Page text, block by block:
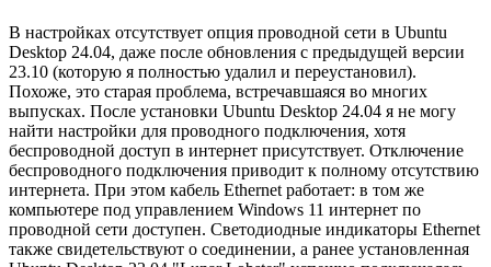
В настройках отсутствует опция проводной сети в Ubuntu
Desktop 24.04, даже после обновления с предыдущей версии
23.10 (которую я полностью удалил и переустановил).
Похоже, это старая проблема, встречавшаяся во многих
выпусках. После установки Ubuntu Desktop 24.04 я не могу
найти настройки для проводного подключения, хотя
беспроводной доступ в интернет присутствует. Отключение
беспроводного подключения приводит к полному отсутствию
интернета. При этом кабель Ethernet работает: в том же
компьютере под управлением Windows 11 интернет по
проводной сети доступен. Светодиодные индикаторы Ethernet
также свидетельствуют о соединении, а ранее установленная